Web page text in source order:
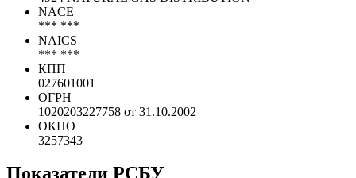
ИНН
0278030985
SIC
4924 NATURAL GAS DISTRIBUTION
NACE
*** ***
NAICS
*** ***
КПП
027601001
1020203227758 от 31.10.2002